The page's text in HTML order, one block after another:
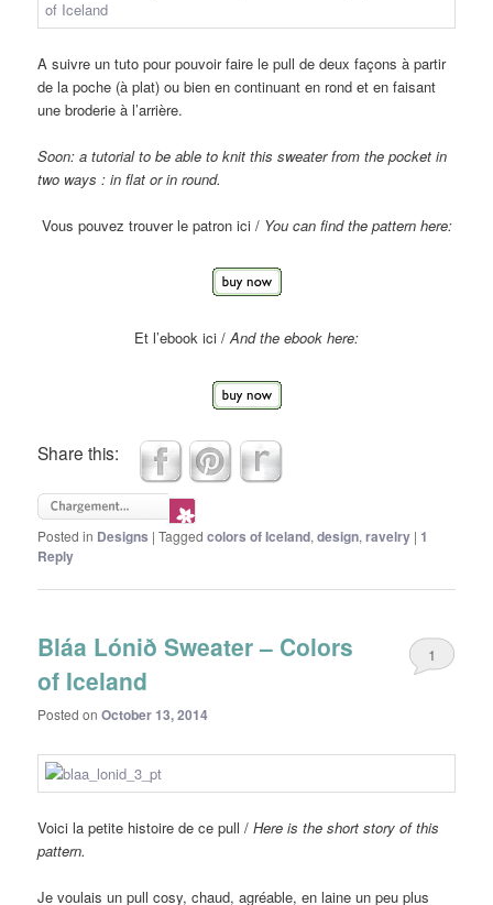
A suivre un tuto pour pouvoir faire le pull de deux façons à partir
de la poche (à plat) ou bien en continuant en rond et en faisant
une broderie à l’arrière.
Soon: a tutorial to be able to knit this sweater from the pocket in
two ways : in flator in round.
Vous pouvez trouver le patron ici / You can find the pattern here:
Et l’ebook ici /And the ebook here:
Share this:
Posted in Designs |Tagged colors of Iceland,design,ravelry | 1
Reply
Bláa Lónið Sweater – Colors
of Iceland
Posted onOctober 13, 2014
1
Voici la petite histoire de ce pull /Here is the short story of this
pattern.
Je voulais un pull cosy, chaud, agréable, en laine un peu plus